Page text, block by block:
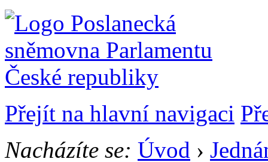
Přejít na hlavní navigaci
Nacházíte se: Úvod ›